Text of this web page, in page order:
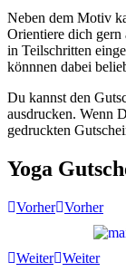
Neben dem Motiv
Orientiere dich gern
in Teilschritten
könnnen dabei
Du kannst den
ausdrucken. Wenn
gedruckten
Yoga
Vorher Vorher
Weiter Weiter